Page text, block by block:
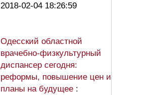
2018-02-04 18:26:59
Одесский областной
врачебно-физкультурный
диспансер сегодня:
реформы, повышение цен и
планы на будущее :